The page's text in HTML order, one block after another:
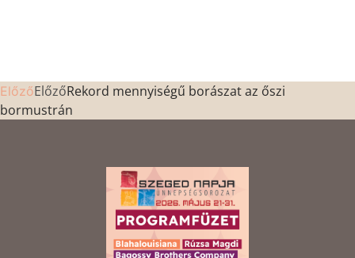
ElőzőElőzőRekord mennyiségű borászat az őszi
bormustrán